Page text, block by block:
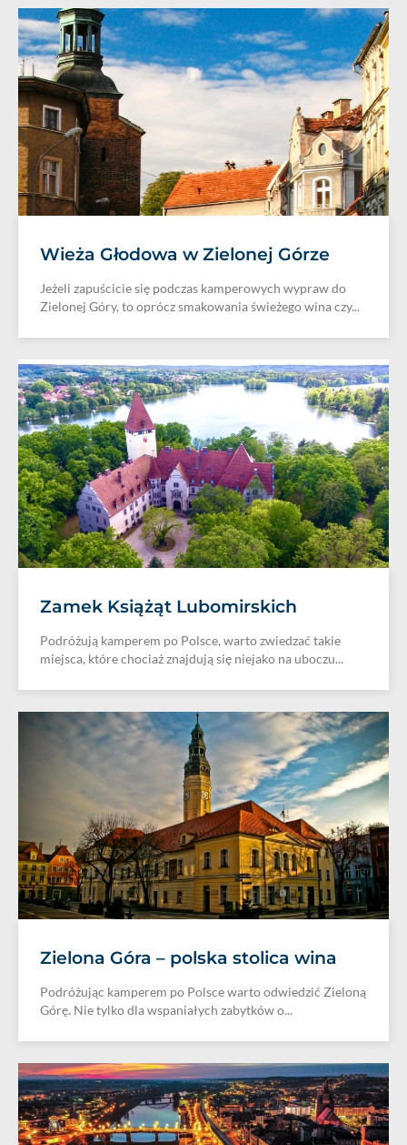
Wieża Głodowa w Zielonej Górze
Jeżeli zapuścicie się podczas kamperowych wypraw do
Zielonej Góry, to oprócz smakowania świeżego wina czy...
Zamek Książąt Lubomirskich
Podróżują kamperem po Polsce, warto zwiedzać takie
miejsca, które chociaż znajdują się niejako na uboczu...
Zielona Góra – polska stolica wina
Podróżując kamperem po Polsce warto odwiedzić Zieloną
Górę. Nie tylko dla wspaniałych zabytków o...